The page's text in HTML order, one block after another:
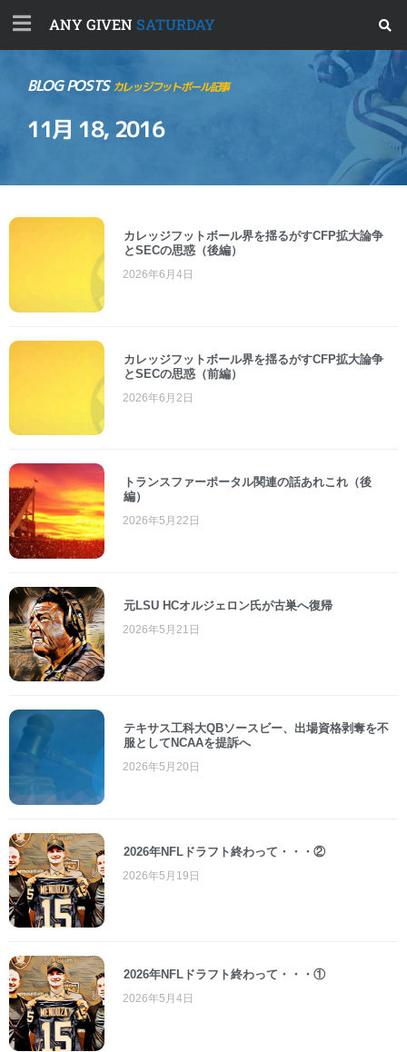
ANY GIVEN SATURDAY
BLOG POSTSカレッジフットボール記事
11月 18, 2016
カレッジフットボール界を揺るがすCFP拡大論争
とSECの思惑（後編）
2026年6月4日
カレッジフットボール界を揺るがすCFP拡大論争
とSECの思惑（前編）
2026年6月2日
トランスファーポータル関連の話あれこれ（後
編）
2026年5月22日
元LSU HCオルジェロン氏が古巣へ復帰
2026年5月21日
テキサス工科大QBソースビー、出場資格剥奪を不
服としてNCAAを提訴へ
2026年5月20日
2026年NFLドラフト終わって・・・②
2026年5月19日
2026年NFLドラフト終わって・・・①
2026年5月4日